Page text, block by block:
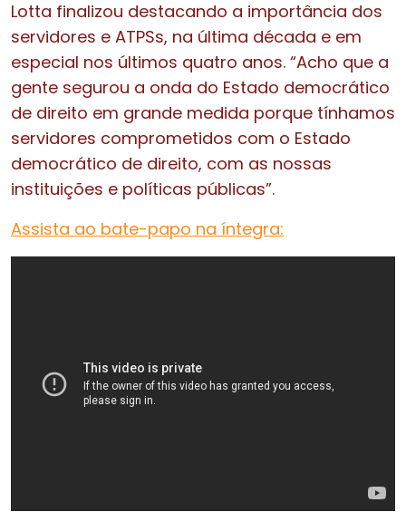
Lotta finalizou destacando a importância dos
servidores e ATPSs, na última década e em
especial nos últimos quatro anos. “Acho que a
gente segurou a onda do Estado democrático
de direito em grande medida porque tínhamos
servidores comprometidos com o Estado
democrático de direito, com as nossas
instituições e políticas públicas”.
Assista ao bate-papo na íntegra: